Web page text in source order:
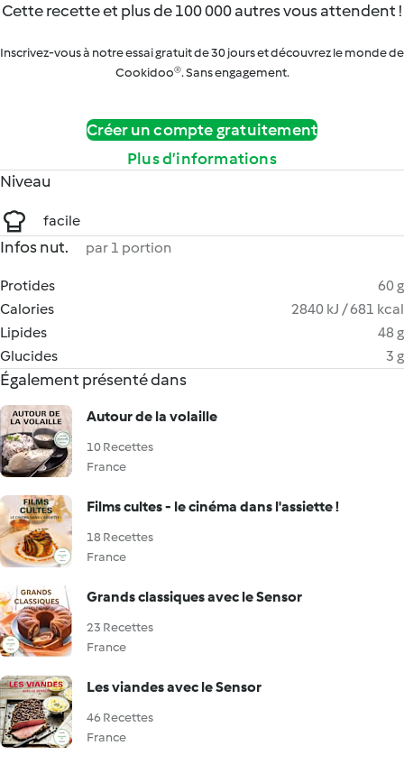
Cette recette et plus de 100 000 autres vous attendent !
Inscrivez-vous à notre essai gratuit de 30 jours et découvrez le monde de
Cookidoo®. Sans engagement.
Créer un compte gratuitement
Plus d’informations
Niveau
facile
Infos nut. par 1 portion
Protides
60 g
Calories
2840 kJ / 681 kcal
Lipides
48 g
Glucides
3 g
Également présenté dans
Autour de la volaille
10 Recettes
France
Films cultes - le cinéma dans l'assiette !
18 Recettes
France
Grands classiques avec le Sensor
23 Recettes
France
Les viandes avec le Sensor
46 Recettes
France